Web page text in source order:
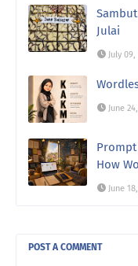
Julai
July 09,
June
Prompt
How
June
POST A COMMENT